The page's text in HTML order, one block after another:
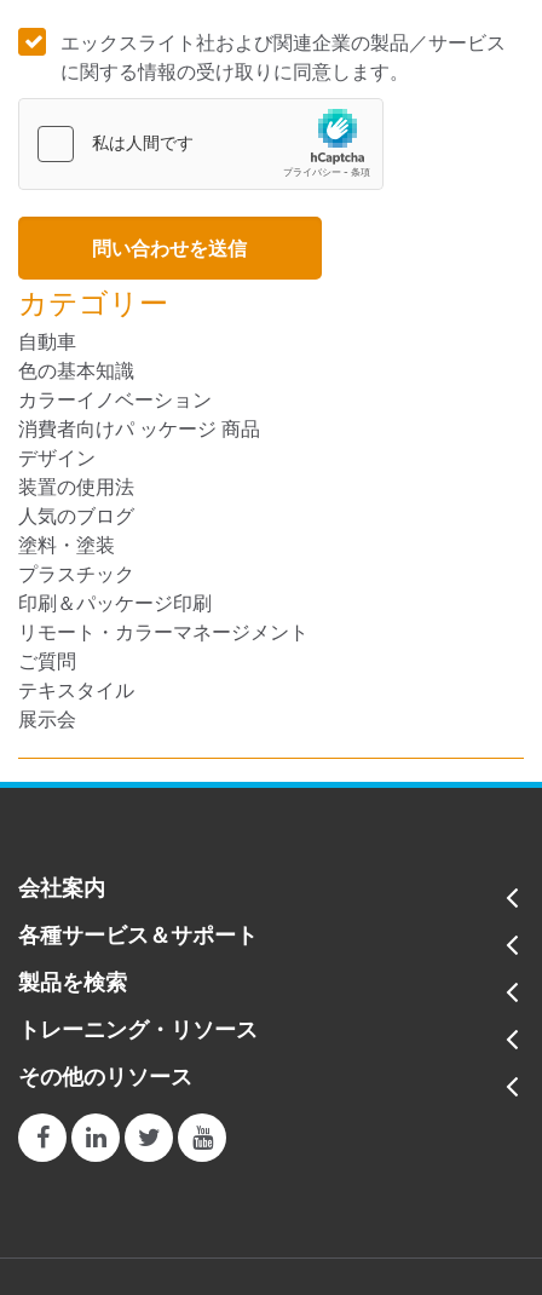
エックスライト社および関連企業の製品／サービス
に関する情報の受け取りに同意します。
カテゴリー
自動車
色の基本知識
カラーイノベーション
消費者向けパ ッケージ 商品
デザイン
装置の使用法
人気のブログ
塗料・塗装
プラスチック
印刷＆パッケージ印刷
リモート・カラーマネージメント
ご質問
テキスタイル
展示会
会社案内
各種サービス＆サポート
製品を検索
トレーニング・リソース
その他のリソース